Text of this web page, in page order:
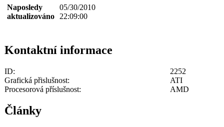
Naposledy
aktualizováno
05/30/2010
22:09:00
Kontaktní informace
ID:
2252
Grafická přislušnost:
ATI
Procesorová příslušnost:
AMD
Články